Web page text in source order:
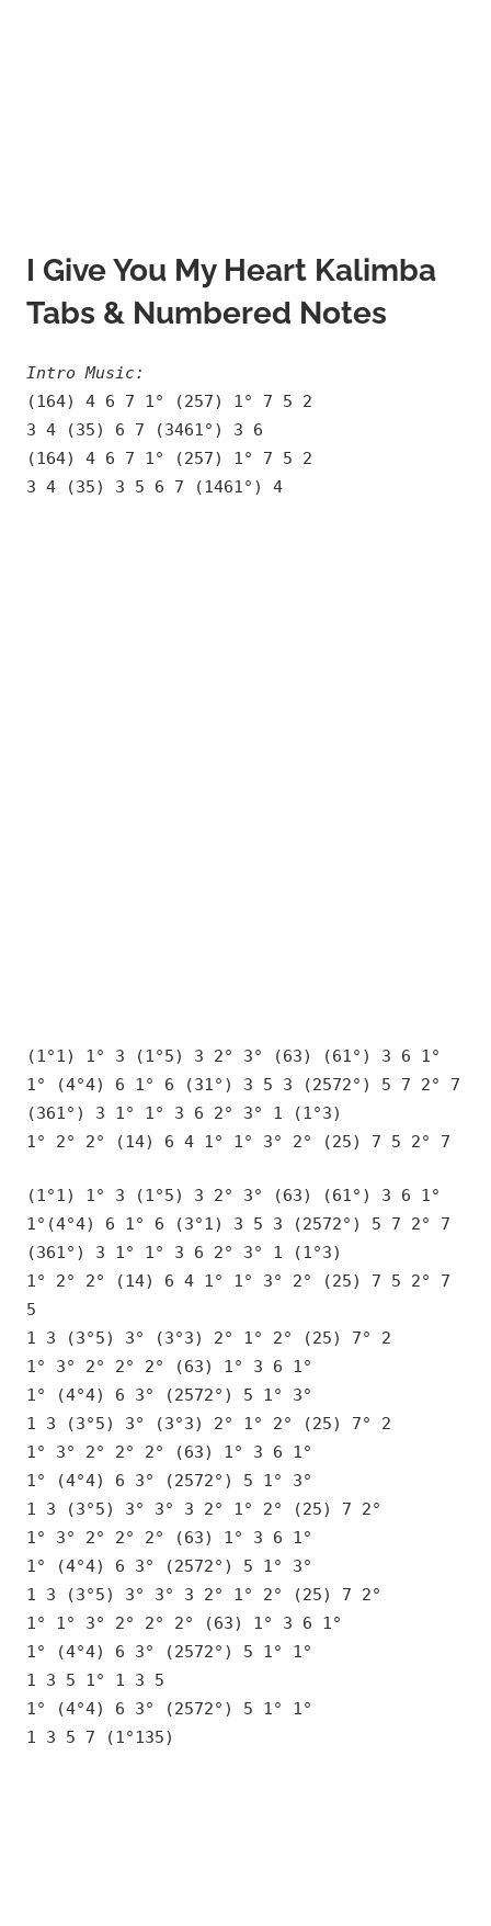
I Give You My Heart Kalimba
Tabs & Numbered Notes
Intro Music:
(164) 4 6 7 1° (257) 1° 7 5 2
3 4 (35) 6 7 (3461°) 3 6
(164) 4 6 7 1° (257) 1° 7 5 2
3 4 (35) 3 5 6 7 (1461°) 4
(1°1) 1° 3 (1°5) 3 2° 3° (63) (61°) 3 6 1°
1° (4°4) 6 1° 6 (31°) 3 5 3 (2572°) 5 7 2° 7
(361°) 3 1° 1° 3 6 2° 3° 1 (1°3)
1° 2° 2° (14) 6 4 1° 1° 3° 2° (25) 7 5 2° 7
(1°1) 1° 3 (1°5) 3 2° 3° (63) (61°) 3 6 1°
1°(4°4) 6 1° 6 (3°1) 3 5 3 (2572°) 5 7 2° 7
(361°) 3 1° 1° 3 6 2° 3° 1 (1°3)
1° 2° 2° (14) 6 4 1° 1° 3° 2° (25) 7 5 2° 7
5
1 3 (3°5) 3° (3°3) 2° 1° 2° (25) 7° 2
1° 3° 2° 2° 2° (63) 1° 3 6 1°
1° (4°4) 6 3° (2572°) 5 1° 3°
1 3 (3°5) 3° (3°3) 2° 1° 2° (25) 7° 2
1° 3° 2° 2° 2° (63) 1° 3 6 1°
1° (4°4) 6 3° (2572°) 5 1° 3°
1 3 (3°5) 3° 3° 3 2° 1° 2° (25) 7 2°
1° 3° 2° 2° 2° (63) 1° 3 6 1°
1° (4°4) 6 3° (2572°) 5 1° 3°
1 3 (3°5) 3° 3° 3 2° 1° 2° (25) 7 2°
1° 1° 3° 2° 2° 2° (63) 1° 3 6 1°
1° (4°4) 6 3° (2572°) 5 1° 1°
1 3 5 1° 1 3 5
1° (4°4) 6 3° (2572°) 5 1° 1°
1 3 5 7 (1°135)